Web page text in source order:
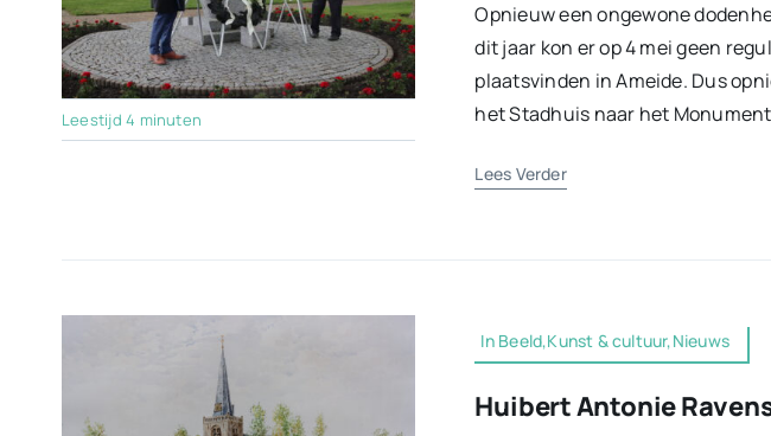
Leestijd 4 minuten
Opnieuw een ongewone
dit jaar kon er op 4 mei geen
plaatsvinden in Ameide. Dus
het Stadhuis naar het
Lees Verder
In Beeld,Kunst & cultuur,Nieuws
Huibert Antonie